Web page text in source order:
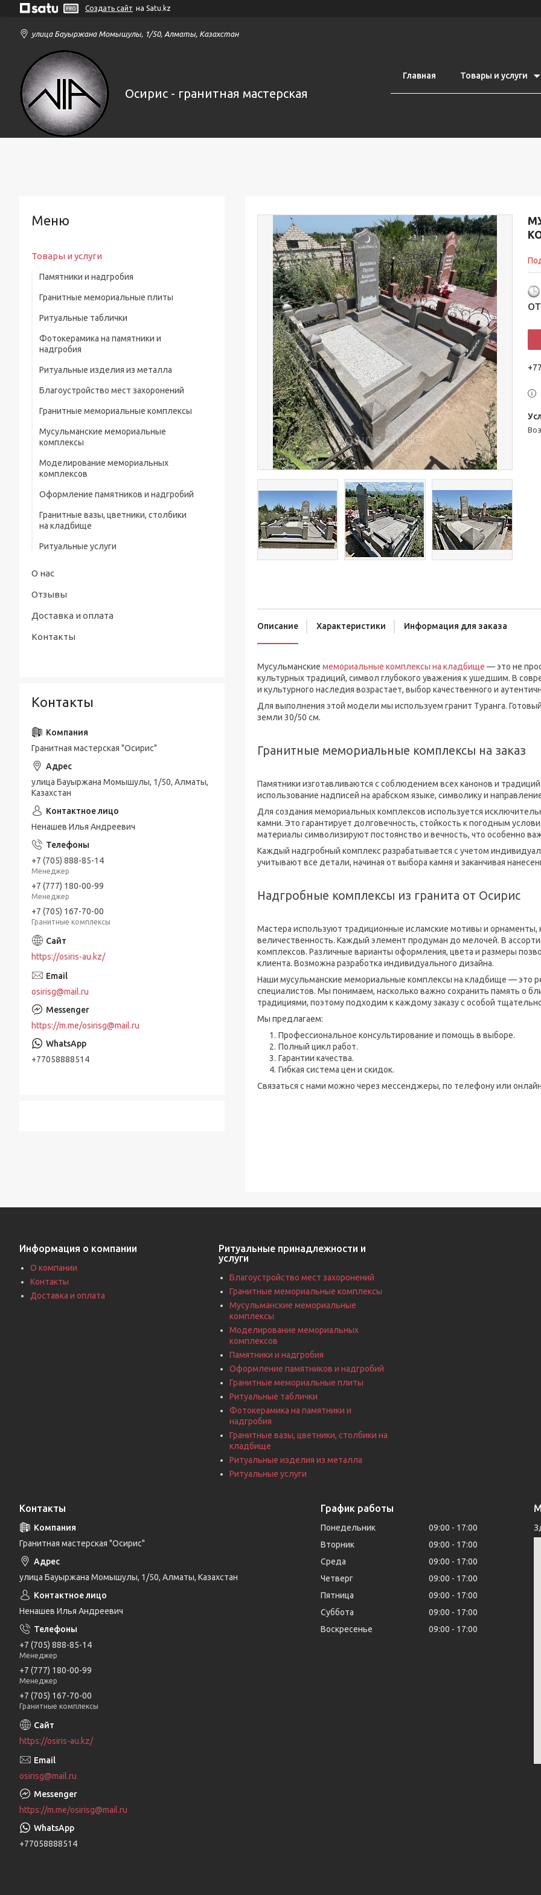
Создать сайт на Satu.kz
улица Бауыржана Момышулы, 1/50, Алматы, Казахстан
Осирис - гранитная мастерская
Главная Товары и услуги
от
Описание Характеристики Информация для заказа
Мусульманские мемориальные комплексы на кладбище — это не
культурных традиций, символ глубокого уважения к ушедшим. В
и культурного наследия возрастает, выбор качественного и
Для выполнения этой модели мы используем гранит Туранга.
земли 30/50 см.
Гранитные мемориальные комплексы на заказ
Памятники изготавливаются с соблюдением всех канонов и
использование надписей на арабском языке, символику и
Для создания мемориальных комплексов используется
камни. Это гарантирует долговечность, стойкость к погодным
материалы символизируют постоянство и вечность, что особенно
Каждый надгробный комплекс разрабатывается с учетом
учитывают все детали, начиная от выбора камня и заканчивая
Надгробные комплексы из гранита от Осирис
Мастера используют традиционные исламские мотивы и
величественность. Каждый элемент продуман до мелочей. В
комплексов. Различные варианты оформления, цвета и размеры
клиента. Возможна разработка индивидуального дизайна.
Наши мусульманские мемориальные комплексы на кладбище — это
специалистов. Мы понимаем, насколько важно сохранить память о
традициями, поэтому подходим к каждому заказу с особой
Мы предлагаем:
Профессиональное консультирование и помощь в выборе.
Полный цикл работ.
Гарантии качества.
Гибкая система цен и скидок.
Связаться с нами можно через мессенджеры, по телефону или онлайн
Товары и услуги
Памятники и надгробия
Гранитные мемориальные плиты
Мусульманские мемориальные плиты
Мемориальные плиты
Ритуальные таблички
Фотокерамика на памятники и
надгробия
Ритуальные изделия из металла
Металлические ограды на кладбище
Металлические кресты на кладбище
Металлические изделия и конструкции
кладбище
Металлические цветники на кладбище
Благоустройство мест захоронений
Гранитные мемориальные комплексы
Мусульманские мемориальные
комплексы
Моделирование мемориальных
комплексов
Оформление памятников и надгробий
Портреты на памятники и надгробия
Гранитные вазы, цветники, столбики
на кладбище
Ритуальные услуги
О нас
Отзывы
Доставка и оплата
Контакты
Контакты
Гранитная мастерская "Осирис"
улица Бауыржана Момышулы, 1/50, Алматы,
Казахстан
Ненашев Илья Андреевич
+7 (705) 888-85-14
Менеджер
+7 (777) 180-00-99
Менеджер
+7 (705) 167-70-00
Гранитные комплексы
https://osiris-au.kz/
osirisg@mail.ru
https://m.me/osirisg@mail.ru
+77058888514
Информация о компании
О компании
Контакты
Доставка и оплата
Ритуальные принадлежности и
услуги
Благоустройство мест захоронений
Гранитные мемориальные комплексы
Мусульманские мемориальные
комплексы
Моделирование мемориальных
комплексов
Памятники и надгробия
Оформление памятников и надгробий
Гранитные мемориальные плиты
Ритуальные таблички
Фотокерамика на памятники и
надгробия
Гранитные вазы, цветники, столбики на
кладбище
Ритуальные изделия из металла
Ритуальные услуги
Контакты
Гранитная мастерская "Осирис"
улица Бауыржана Момышулы, 1/50, Алматы, Казахстан
Ненашев Илья Андреевич
+7 (705) 888-85-14
Менеджер
+7 (777) 180-00-99
Менеджер
+7 (705) 167-70-00
Гранитные комплексы
https://osiris-au.kz/
osirisg@mail.ru
https://m.me/osirisg@mail.ru
+77058888514
График работы
Понедельник 09:00
17:00
Вторник
09:00
17:00
Среда
09:00
17:00
Четверг
09:00
17:00
Пятница
09:00
17:00
Суббота
09:00
17:00
Воскресенье
09:00 17:00